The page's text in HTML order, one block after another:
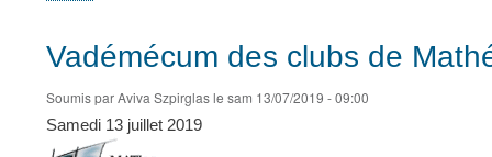
d'Ariane
Vadémécum des clubs de
Soumis parAviva Szpirglasle sam 13/07/2019 - 09:00
Samedi 13 juillet 2019